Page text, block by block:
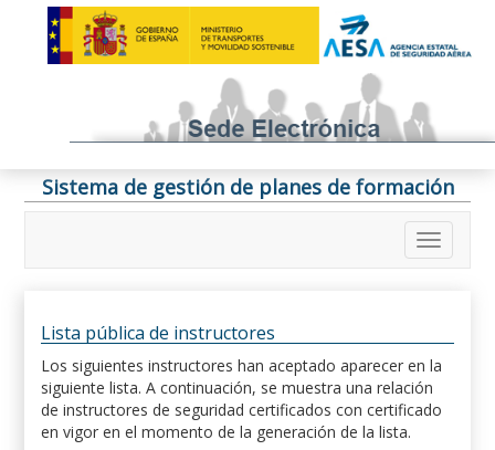
Sistema de gestión de planes de formación
Lista pública de instructores
Los siguientes instructores han aceptado aparecer en la
siguiente lista. A continuación, se muestra una relación
de instructores de seguridad certificados con certificado
en vigor en el momento de la generación de la lista.